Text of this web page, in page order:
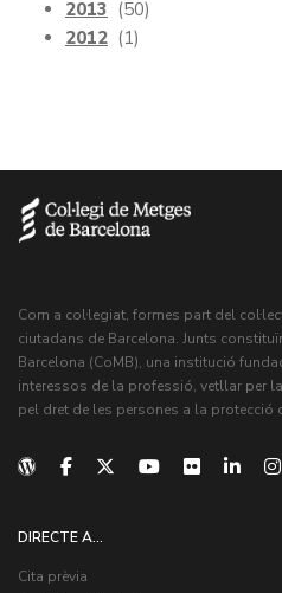
2013 (50)
2012 (1)
Com a col·legiat, formes part del
ciutadans de Barcelona. Junts
Barcelona (CoMB), una institució
interessos de la professió, vetllar per
pel dret de les persones a la protecció
DIRECTE A...
Cita prèvia